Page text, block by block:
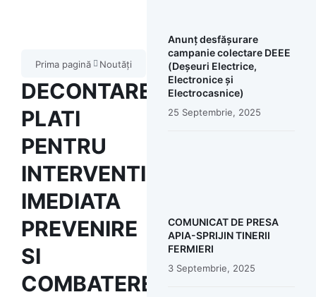
Prima pagină Noutăți
DECONTARE
PLATI
PENTRU
INTERVENTIE
IMEDIATA
PREVENIRE
SI
COMBATERE
Anunț desfășurare
campanie colectare DEEE
(Deșeuri Electrice,
Electronice și
Electrocasnice)
25 Septembrie, 2025
COMUNICAT DE PRESA
APIA-SPRIJIN TINERII
FERMIERI
3 Septembrie, 2025